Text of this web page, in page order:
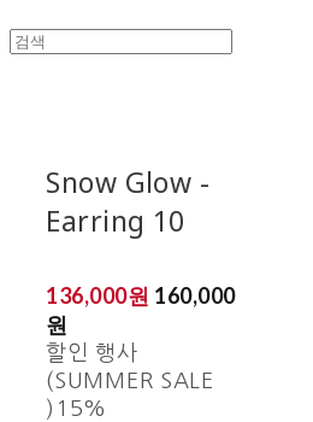
Snow Glow -
Earring 10
136,000원 160,000
원
할인 행사
(SUMMER SALE
) 15%